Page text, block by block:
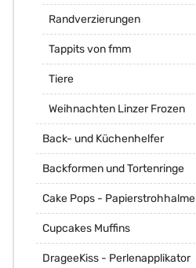
Randverzierungen
Tappits von fmm
Tiere
Weihnachten Linzer Frozen
Back- und Küchenhelfer
Backformen und Tortenringe
Cake Pops - Papierstrohhalme
Cupcakes Muffins
DrageeKiss - Perlenapplikator